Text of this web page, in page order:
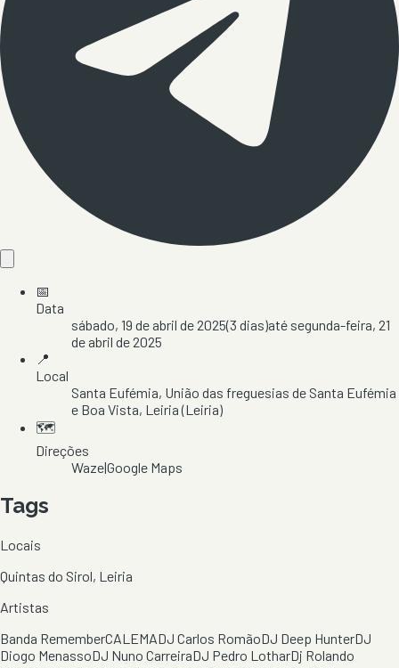
📅
Data
sábado, 19 de abril de 2025(3 dias)até segunda-feira, 21
de abril de 2025
📍
Local
Santa Eufémia, União das freguesias de Santa Eufémia
e Boa Vista, Leiria(Leiria)
🗺️
Direções
Waze|Google Maps
Tags
Locais
Quintas do Sirol, Leiria
Artistas
Banda RememberCALEMADJ Carlos RomãoDJ Deep HunterDJ
Diogo MenassoDJ Nuno CarreiraDJ Pedro LotharDj Rolando